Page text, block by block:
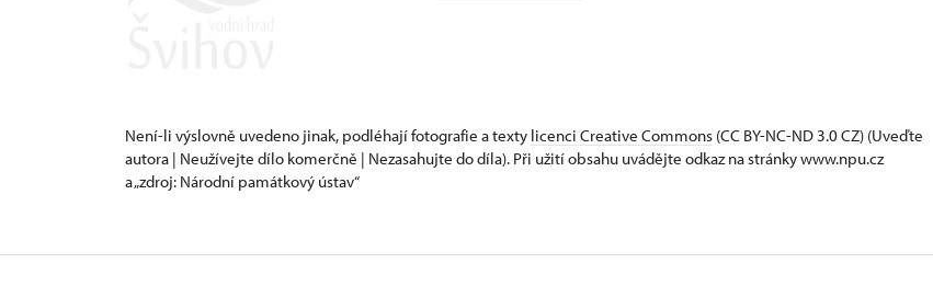
Není-li výslovně uvedeno jinak, podléhají fotografie a texty licenci Creative Commons (CC BY-NC-ND 3.0 CZ) (Uveďte
autora | Neužívejte dílo komerčně | Nezasahujte do díla). Při užití obsahu uvádějte odkaz na stránky www.npu.cz
a „zdroj: Národní památkový ústav“